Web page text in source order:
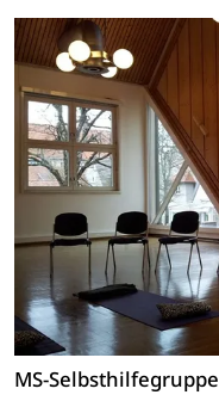
MS-Selbsthilfegruppe